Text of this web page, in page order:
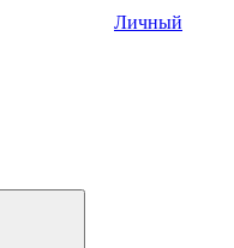
Личный